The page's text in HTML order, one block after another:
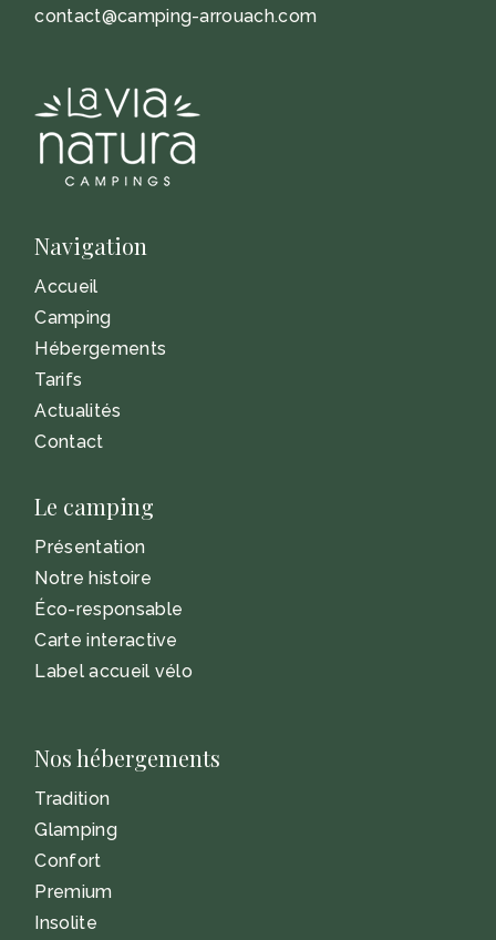
contact@camping-arrouach.com
Navigation
Accueil
Camping
Hébergements
Tarifs
Actualités
Contact
Le camping
Présentation
Notre histoire
Éco-responsable
Carte interactive
Label accueil vélo
Nos hébergements
Tradition
Glamping
Confort
Premium
Insolite